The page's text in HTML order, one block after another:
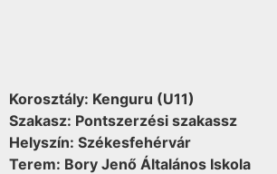
Korosztály: Kenguru (U11)
Szakasz: Pontszerzési szakassz
Helyszín: Székesfehérvár
Terem: Bory Jenő Általános Iskola